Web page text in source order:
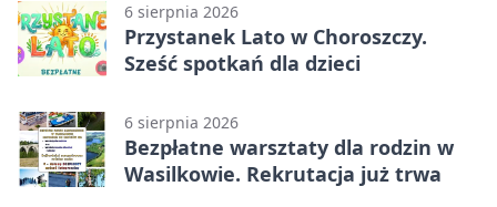
6 sierpnia 2026
Przystanek Lato w Choroszczy.
Sześć spotkań dla dzieci
6 sierpnia 2026
Bezpłatne warsztaty dla rodzin w
Wasilkowie. Rekrutacja już trwa